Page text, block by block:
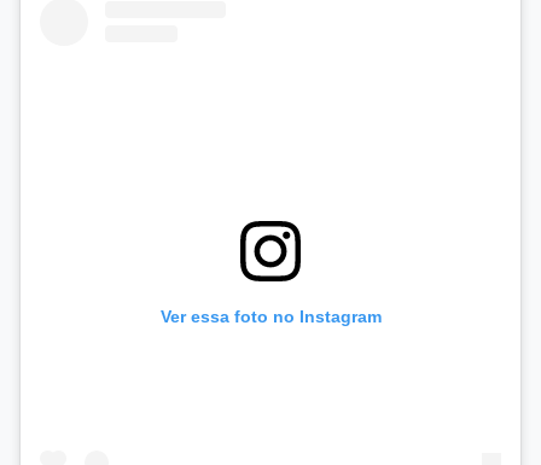
Ver essa foto no Instagram